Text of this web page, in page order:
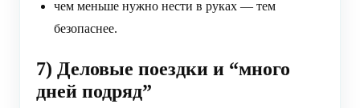
чем меньше нужно нести в руках — тем
безопаснее.
7) Деловые поездки и “много
дней подряд”